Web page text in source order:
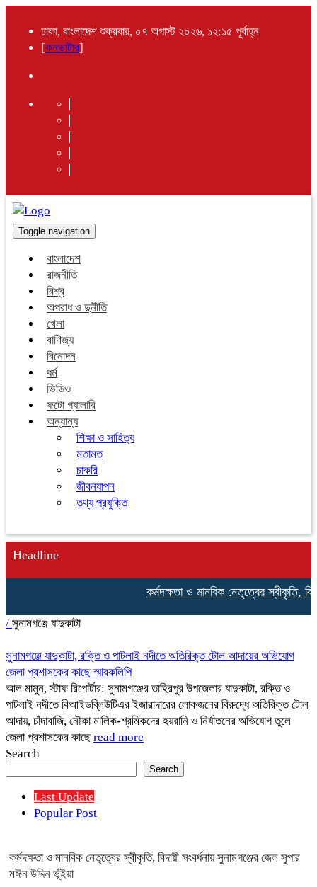
ঢাকা, বাংলাদেশ শুক্রবার, ০৭ অগাস্ট ২০২৬, ১২:১৫ পূর্বাহ্ন
[কনভাটার]
Toggle navigation
বাংলাদেশ
রাজনীতি
বিশ্ব
অপরাধ ও দুর্নীতি
খেলা
বাণিজ্য
বিনোদন
ধর্ম
ভিডিও
ফটো গ্যালারি
অন্যান্য
শিক্ষা ও সাহিত্য
মতামত
চাকরি
জীবনযাপন
তথ্য প্রযুক্তি
Headline
কর্মদক্ষতা ও মানবিক নেতৃত্বের স্বীকৃতি,
/ সুনামগঞ্জে যাদুকাটা
সুনামগঞ্জে যাদুকাটা, রক্তি ও পাটলাই নদীতে অতিরিক্ত টোল আদায়ের অভিযোগ
জেলা প্রশাসকের কাছে স্মারকলিপি
আল মামুন, স্টাফ রিপোর্টার: সুনামগঞ্জের তাহিরপুর উপজেলার যাদুকাটা, রক্তি ও
পাটলাই নদীতে বিআইডব্লিউটিএর ইজারাদারের লোকজনের বিরুদ্ধে অতিরিক্ত টোল
আদায়, চাঁদাবাজি, নৌকা মালিক-শ্রমিকদের হয়রানি ও নির্যাতনের অভিযোগ তুলে
জেলা প্রশাসকের কাছে read more
Search
Search
Last Update
Popular Post
কর্মদক্ষতা ও মানবিক নেতৃত্বের স্বীকৃতি, বিদায়ী সংবর্ধনায় সুনামগঞ্জের জেল সুপার
মঈন উদ্দিন ভূঁইয়া